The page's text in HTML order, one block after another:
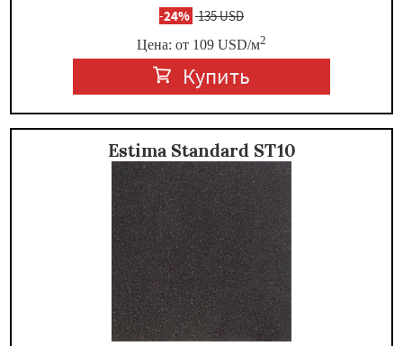
-24% 135 USD
Цена: от 109 USD/м2
Купить
Estima Standard ST10